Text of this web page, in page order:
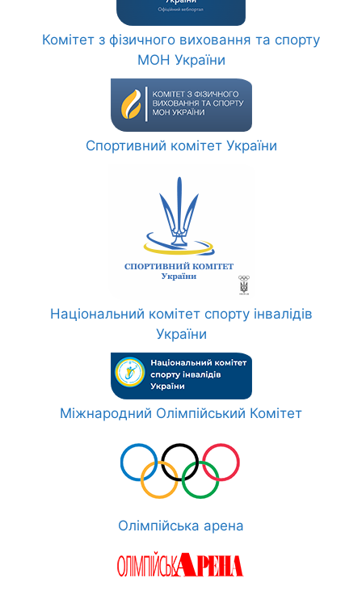
Комітет з фізичного виховання та спорту
МОН України
Спортивний комітет України
Національний комітет спорту інвалідів
України
Міжнародний Олімпійський Комітет
Олімпійська арена